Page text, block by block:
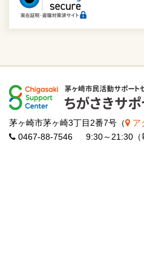
茅ヶ崎市茅ヶ崎3丁目2番7号（ ア
0467-88-7546 9:30～21:30（